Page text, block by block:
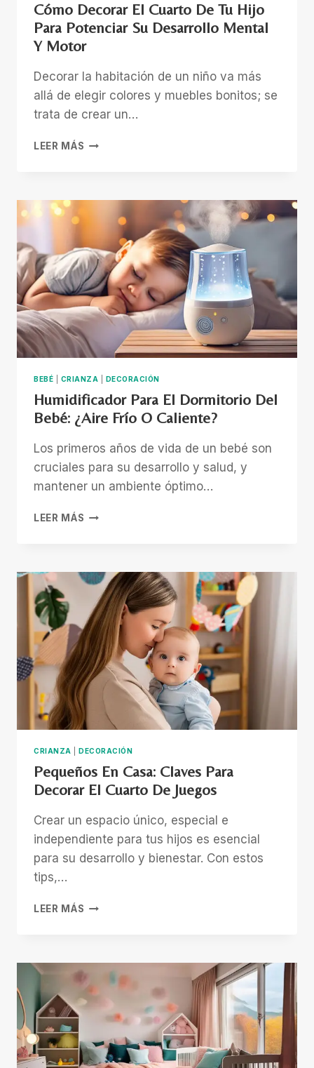
Cómo Decorar El Cuarto De Tu Hijo
Para Potenciar Su Desarrollo Mental
Y Motor
Decorar la habitación de un niño va más
allá de elegir colores y muebles bonitos; se
trata de crear un…
LEER MÁS CÓMO
DE
PARA
POTENCIAR
SU
DESARROLLO
MENTAL
Y
MOTOR
BEBÉ CRIANZA DECORACIÓN
Humidificador Para El Dormitorio Del
Bebé: ¿Aire Frío O Caliente?
Los primeros años de vida de un bebé son
cruciales para su desarrollo y salud, y
mantener un ambiente óptimo…
LEER MÁS HUMIDIFICADOR
DEL
BEBÉ:
¿AIRE
FRÍO
O
CALIENTE?
CRIANZA DECORACIÓN
Pequeños En Casa: Claves Para
Decorar El Cuarto De Juegos
Crear un espacio único, especial e
independiente para tus hijos es esencial
para su desarrollo y bienestar. Con estos
tips,…
LEER MÁS PEQUEÑOS
PARA
DECORAR
EL
CUARTO
JUEGOS